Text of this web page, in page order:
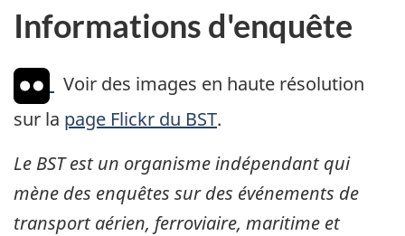
Informations d'enquête
Voir des images en haute résolution
sur la page Flickr du BST.
Le BST est un organisme indépendant qui
mène des enquêtes sur des événements de
transport aérien, ferroviaire, maritime et